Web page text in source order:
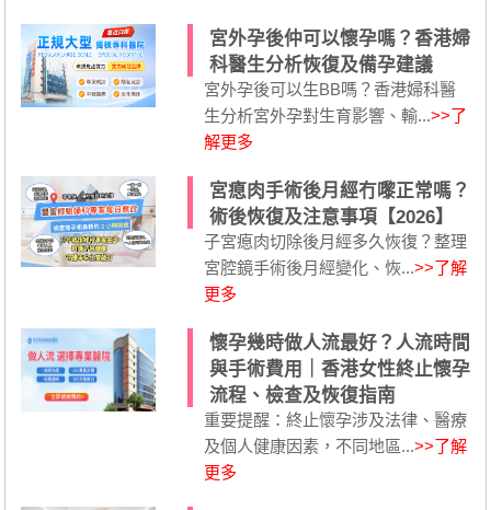
宮外孕後仲可以懷孕嗎？香港婦
科醫生分析恢復及備孕建議
宮外孕後可以生BB嗎？香港婦科醫
生分析宮外孕對生育影響、輸...>>了
解更多
宮瘜肉手術後月經冇嚟正常嗎？
術後恢復及注意事項【2026】
子宮瘜肉切除後月經多久恢復？整理
宮腔鏡手術後月經變化、恢...>>了解
更多
懷孕幾時做人流最好？人流時間
與手術費用｜香港女性終止懷孕
流程、檢查及恢復指南
重要提醒：終止懷孕涉及法律、醫療
及個人健康因素，不同地區...>>了解
更多